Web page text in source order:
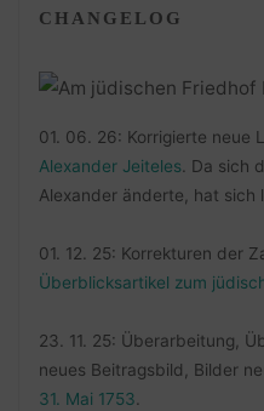
CHANGELOG
01. 06. 26: Korrigierte neue
Alexander Jeiteles . Da sich
Alexander änderte, hat sich
01. 12. 25: Korrekturen der
Überblicksartikel zum
23. 11. 25: Überarbeitung,
neues Beitragsbild, Bilder
31. Mai 1753